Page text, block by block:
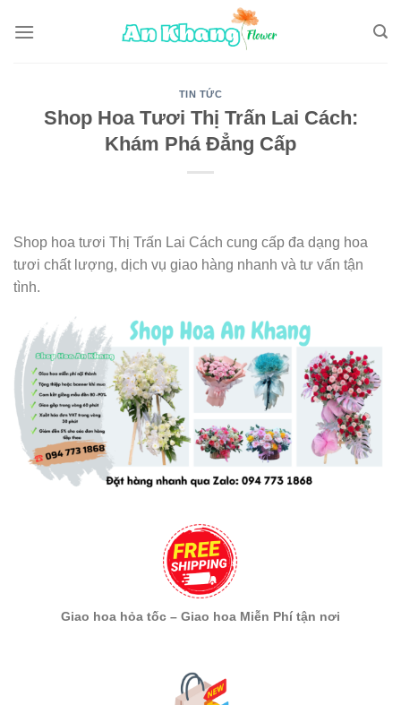
TIN TỨC
Shop Hoa Tươi Thị Trấn Lai Cách:
Khám Phá Đẳng Cấp
Shop hoa tươi Thị Trấn Lai Cách cung cấp đa dạng hoa
tươi chất lượng, dịch vụ giao hàng nhanh và tư vấn tận
tình.
Giao hoa hỏa tốc – Giao hoa Miễn Phí tận nơi